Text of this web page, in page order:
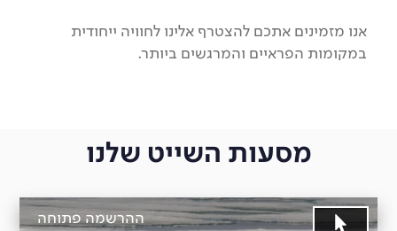
אנו מזמינים אתכם להצטרף אלינו לחוויה ייחודית
במקומות הפראיים והמרגשים ביותר.
מסעות השייט שלנו
ההרשמה פתוחה